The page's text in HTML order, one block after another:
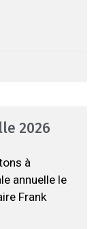
2026
à
annuelle le
Frank